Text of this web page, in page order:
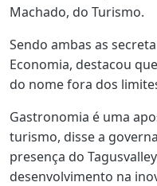
Machado, do Turismo.
Sendo ambas as
Economia, destacou
do nome fora dos
Gastronomia é uma
turismo, disse a
presença do
desenvolvimento na